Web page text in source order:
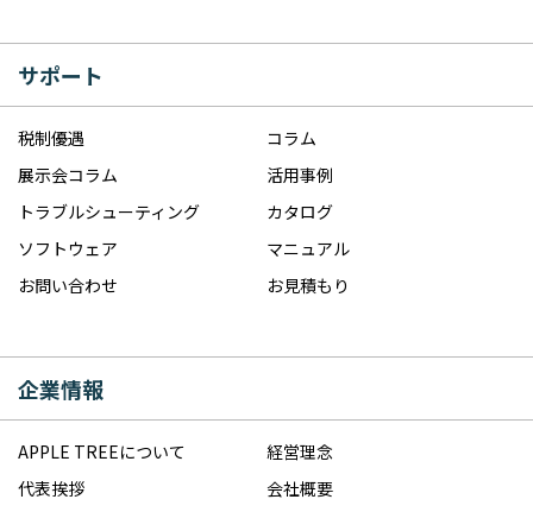
サポート
税制優遇
コラム
展示会コラム
活用事例
トラブルシューティング
カタログ
ソフトウェア
マニュアル
お問い合わせ
お見積もり
企業情報
APPLE TREEについて
経営理念
代表挨拶
会社概要